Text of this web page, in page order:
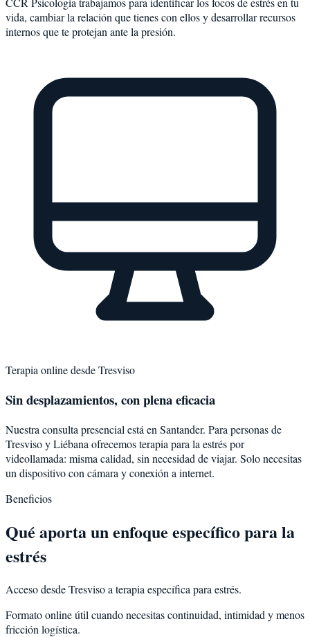
vida, cambiar la relación que tienes con ellos y desarrollar recursos
internos que te protejan ante la presión.
Terapia online desdeTresviso
Sin desplazamientos, con plena eficacia
Nuestra consulta presencial está en Santander. Para personas de
TresvisoyLiébana ofrecemos terapia para la estréspor
videollamada: misma calidad, sin necesidad de viajar. Solo necesitas
un dispositivo con cámara y conexión a internet.
Beneficios
Qué aporta un enfoque específico para la
estrés
Acceso desde Tresviso a terapia específica para estrés.
Formato online útil cuando necesitas continuidad, intimidad y menos
fricción logística.